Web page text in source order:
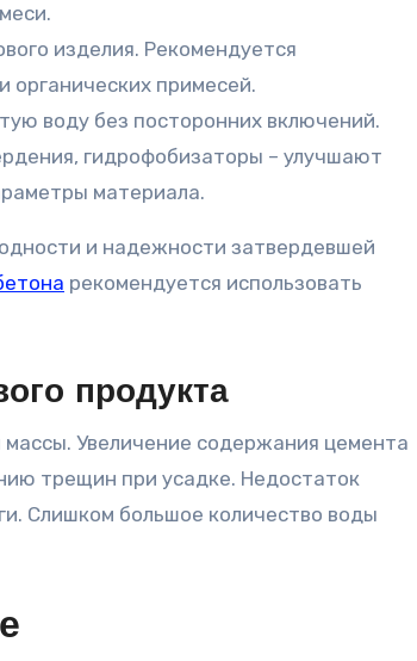
изделия. Рекомендуется
органических примесей.
воду без посторонних включений.
гидрофобизаторы – улучшают
материала.
и надежности затвердевшей
рекомендуется использовать
продукта
Увеличение содержания цемента
трещин при усадке. Недостаток
Слишком большое количество воды